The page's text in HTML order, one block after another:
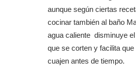
aunque según ciertas
cocinar también al baño
agua caliente disminuye
que se corten y facilita que
cuajen antes de tiempo.